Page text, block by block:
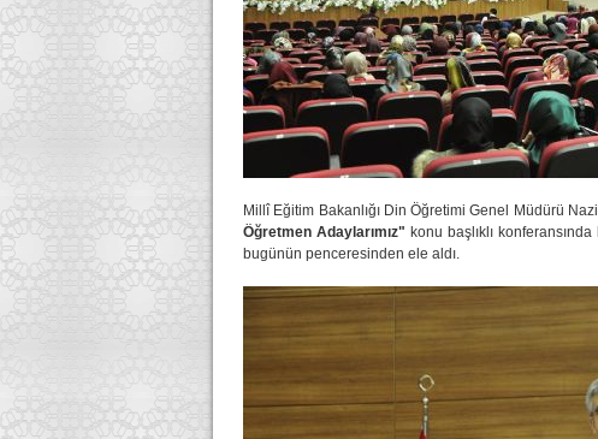
Millî Eğitim Bakanlığı Din Öğretimi Genel Müdürü
Öğretmen Adaylarımız" konu başlıklı
bugünün penceresinden ele aldı.